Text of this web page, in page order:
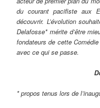
du courant pacifiste aux
découvrir. L’évolution
Delafosse* mérite d’être
fondateurs de cette
avec ce qui se passe.
* propos tenus lors de